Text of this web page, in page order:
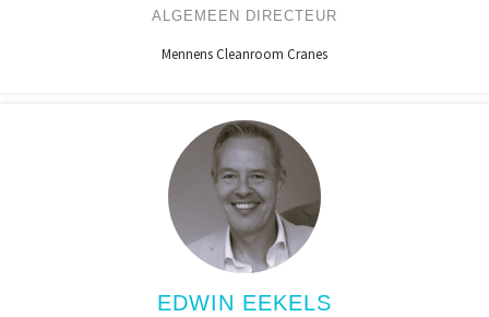
ALGEMEEN DIRECTEUR
Mennens Cleanroom Cranes
EDWIN EEKELS